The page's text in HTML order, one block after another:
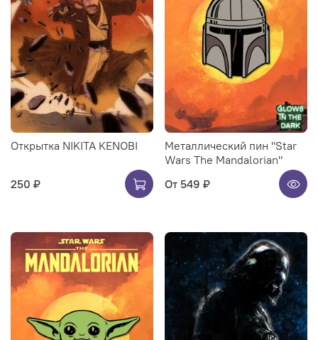
Открытка NIKITA KENOBI
250 ₽
Металлический пин "Star
Wars The Mandalorian"
От 549 ₽